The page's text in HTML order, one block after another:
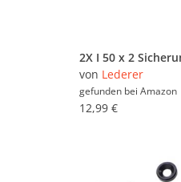
von Lederer
gefunden bei Amazon
12,99 €